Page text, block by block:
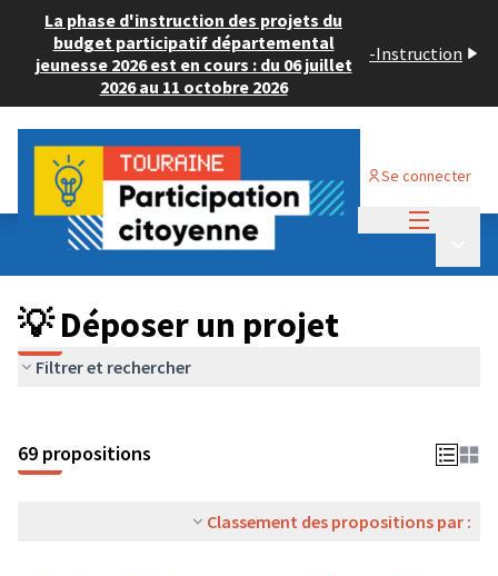
La phase d'instruction des projets du
budget participatif départemental
jeunesse 2026 est en cours : du 06 juillet
2026 au 11 octobre 2026
-Instruction
Se connecter
Budget Participatif ADULTE 2024
💡 Déposer un projet
💡 Déposer un projet
Filtrer et rechercher
69 propositions
Classement des propositions par :